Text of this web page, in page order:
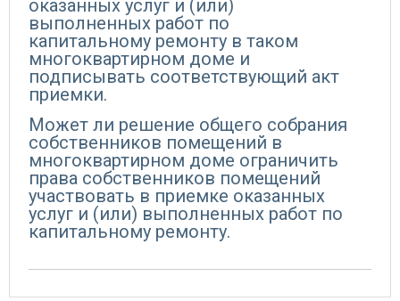
оказанных услуг и (или)
выполненных работ по
капитальному ремонту в таком
многоквартирном доме и
подписывать соответствующий акт
приемки.
Может ли решение общего собрания
собственников помещений в
многоквартирном доме ограничить
права собственников помещений
участвовать в приемке оказанных
услуг и (или) выполненных работ по
капитальному ремонту.